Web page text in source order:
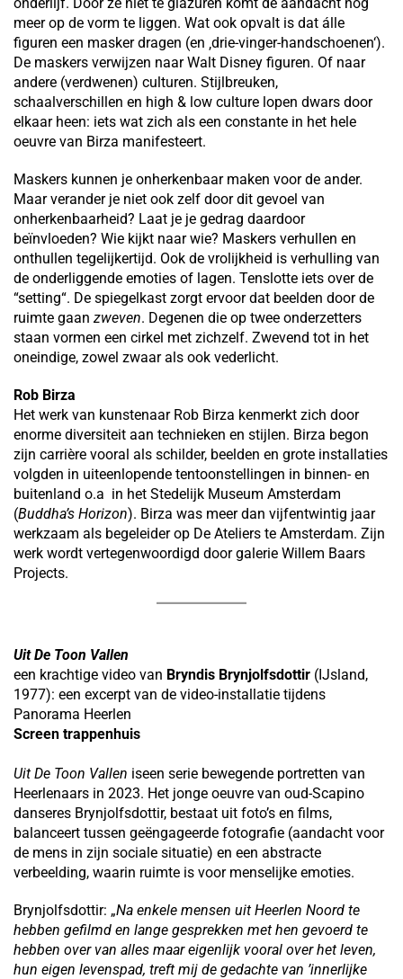
meer op de vorm te liggen. Wat ook opvalt is dat álle
figuren een masker dragen (en ‚drie-vinger-handschoenen‘).
De maskers verwijzen naar Walt Disney figuren. Of naar
andere (verdwenen) culturen. Stijlbreuken,
schaalverschillen en high & low culture lopen dwars door
elkaar heen: iets wat zich als een constante in het hele
oeuvre van Birza manifesteert.
Maskers kunnen je onherkenbaar maken voor de ander.
Maar verander je niet ook zelf door dit gevoel van
onherkenbaarheid? Laat je je gedrag daardoor
beïnvloeden? Wie kijkt naar wie? Maskers verhullen en
onthullen tegelijkertijd. Ook de vrolijkheid is verhulling van
de onderliggende emoties of lagen. Tenslotte iets over de
“setting“. De spiegelkast zorgt ervoor dat beelden door de
ruimte gaan zweven. Degenen die op twee onderzetters
staan vormen een cirkel met zichzelf. Zwevend tot in het
oneindige, zowel zwaar als ook vederlicht.
Rob Birza
Het werk van kunstenaar Rob Birza kenmerkt zich door
enorme diversiteit aan technieken en stijlen. Birza begon
zijn carrière vooral als schilder, beelden en grote installaties
volgden in uiteenlopende tentoonstellingen in binnen- en
buitenland o.a in het Stedelijk Museum Amsterdam
(Buddha’s Horizon). Birza was meer dan vijfentwintig jaar
werkzaam als begeleider op De Ateliers te Amsterdam. Zijn
werk wordt vertegenwoordigd door galerie Willem Baars
Projects.
Uit De Toon Vallen
een krachtige video van Bryndis Brynjolfsdottir (IJsland,
1977): een excerpt van de video-installatie tijdens
Panorama Heerlen
Screen trappenhuis
Uit De Toon Vallen iseen serie bewegende portretten van
Heerlenaars in 2023. Het jonge oeuvre van oud-Scapino
danseres Brynjolfsdottir, bestaat uit foto’s en films,
balanceert tussen geëngageerde fotografie (aandacht voor
de mens in zijn sociale situatie) en een abstracte
verbeelding, waarin ruimte is voor menselijke emoties.
Brynjolfsdottir: „Na enkele mensen uit Heerlen Noord te
hebben gefilmd en lange gesprekken met hen gevoerd te
hebben over van alles maar eigenlijk vooral over het leven,
hun eigen levenspad, treft mij de gedachte van ’innerlijke